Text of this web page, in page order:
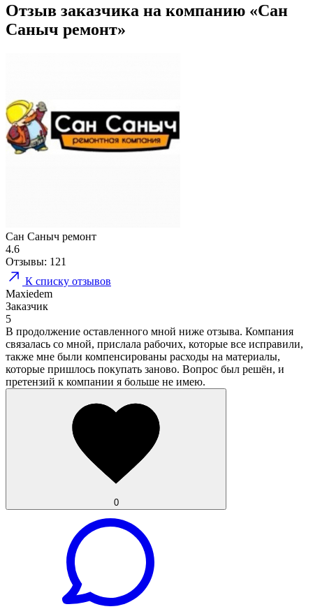
Отзыв заказчика на компанию «Сан
Саныч ремонт»
Сан Саныч ремонт
4.6
Отзывы: 121
К списку отзывов
Maxiedem
Заказчик
5
В продолжение оставленного мной ниже отзыва. Компания
связалась со мной, прислала рабочих, которые все исправили,
также мне были компенсированы расходы на материалы,
которые пришлось покупать заново. Вопрос был решён, и
претензий к компании я больше не имею.
0